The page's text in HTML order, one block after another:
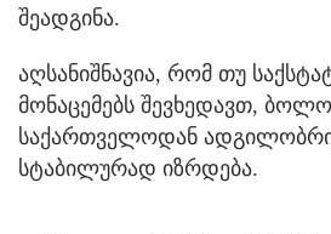
შეადგინა.
აღსანიშნავია, რომ თუ
მონაცემებს შევხედავთ,
საქართველოდან
სტაბილურად იზრდება.